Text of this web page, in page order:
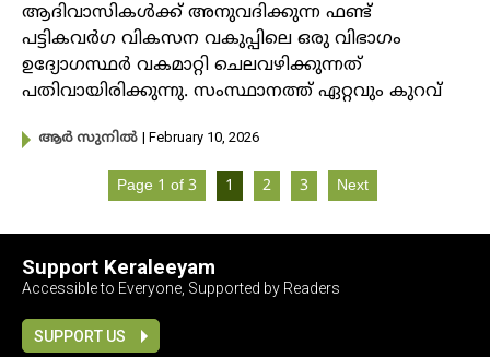
ആദിവാസികൾക്ക് അനുവദിക്കുന്ന ഫണ്ട്
പട്ടികവർഗ വികസന വകുപ്പിലെ ഒരു വിഭാഗം
ഉദ്യോഗസ്ഥർ വകമാറ്റി ചെലവഴിക്കുന്നത്
പതിവായിരിക്കുന്നു. സംസ്ഥാനത്ത് ഏറ്റവും കുറവ്
ആർ സുനിൽ | February 10, 2026
Page 1 of 3 1 2 3 Next
Support Keraleeyam
Accessible to Everyone, Supported by Readers
SUPPORT US